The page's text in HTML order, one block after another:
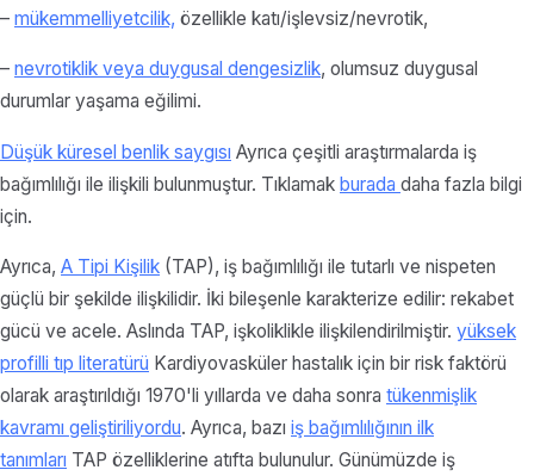
– mükemmelliyetcilik, özellikle katı/işlevsiz/nevrotik,
– nevrotiklik veya duygusal dengesizlik, olumsuz duygusal
durumlar yaşama eğilimi.
Düşük küresel benlik saygısı Ayrıca çeşitli araştırmalarda iş
bağımlılığı ile ilişkili bulunmuştur. Tıklamak burada daha fazla bilgi
için.
Ayrıca, A Tipi Kişilik (TAP), iş bağımlılığı ile tutarlı ve nispeten
güçlü bir şekilde ilişkilidir. İki bileşenle karakterize edilir: rekabet
gücü ve acele. Aslında TAP, işkoliklikle ilişkilendirilmiştir. yüksek
profilli tıp literatürü Kardiyovasküler hastalık için bir risk faktörü
olarak araştırıldığı 1970'li yıllarda ve daha sonra tükenmişlik
kavramı geliştiriliyordu. Ayrıca, bazı iş bağımlılığının ilk
tanımları TAP özelliklerine atıfta bulunulur. Günümüzde iş